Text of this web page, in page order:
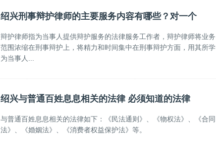
绍兴刑事辩护律师的主要服务内容有哪些？对一个
辩护律师指为当事人提供辩护服务的法律服务工作者，辩护律师将业务
范围浓缩在刑事辩护上，将精力和时间集中在刑事辩护方面，用其所学
为当事人...
绍兴与普通百姓息息相关的法律 必须知道的法律
与普通百姓息息相关的法律如下：《民法通则》、《物权法》、《合同
法》、《婚姻法》、《消费者权益保护法》等。